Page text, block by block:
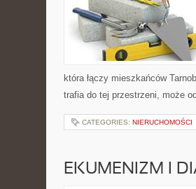
która łączy mieszkańców
trafia do tej przestrzeni, może
CATEGORIES: NIERUCHOMOŚCI
EKUMENIZM I